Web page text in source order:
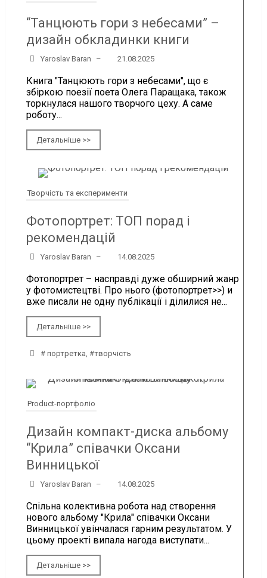
“Танцюють гори з небесами” –
дизайн обкладинки книги
Yaroslav Baran – 21.08.2025
Книга "Танцюють гори з небесами", що є
збіркою поезії поета Олега Паращака, також
торкнулася нашого творчого цеху. А саме
роботу...
Детальніше >>
Творчість та експерименти
Фотопортрет: ТОП порад і
рекомендацій
Yaroslav Baran – 14.08.2025
Фотопортрет – насправді дуже обширний жанр
у фотомистецтві. Про нього (фотопортрет>>) и
вже писали не одну публікації і ділилися не...
Детальніше >>
# портретка,#творчість
Product-портфоліо
Дизайн компакт-диска альбому
“Крила” співачки Оксани
Винницької
Yaroslav Baran – 14.08.2025
Спільна колективна робота над створення
нового альбому "Крила" співачки Оксани
Винницької увінчалася гарним результатом. У
цьому проекті випала нагода виступати...
Детальніше >>